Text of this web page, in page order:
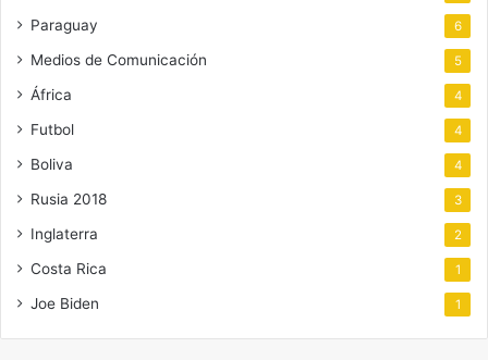
Paraguay 6
Medios de Comunicación 5
África 4
Futbol 4
Boliva 4
Rusia 2018 3
Inglaterra 2
Costa Rica 1
Joe Biden 1